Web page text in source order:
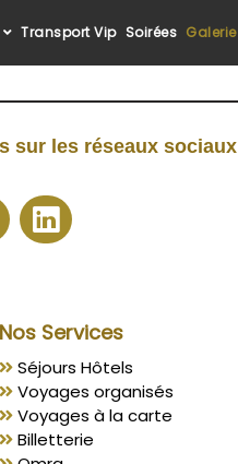
Transport Vip Soirées Galerie
sur les réseaux sociaux
Nos Services
Séjours Hôtels
Voyages organisés
Voyages à la carte
Billetterie